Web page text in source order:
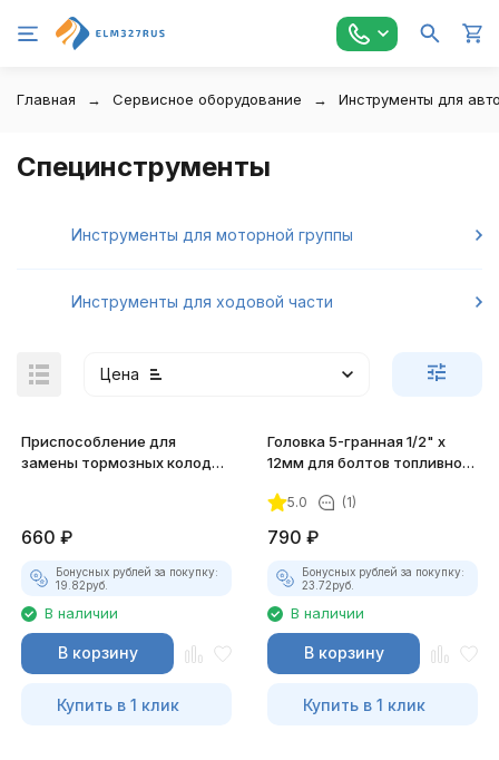
Главная Сервисное оборудование Инструменты для
Специнструменты
Инструменты для моторной группы
Инструменты для ходовой части
Цена
Приспособление для
замены тормозных колодок
660 ₽
Бонусных рублей за покупку:
19.82руб.
В наличии
В корзину
Купить в 1 клик
Головка 5-гранная 1/2" х
12мм для болтов топливного
5.0 (1)
790 ₽
Бонусных рублей за покупку:
23.72руб.
В наличии
В корзину
Купить в 1 клик